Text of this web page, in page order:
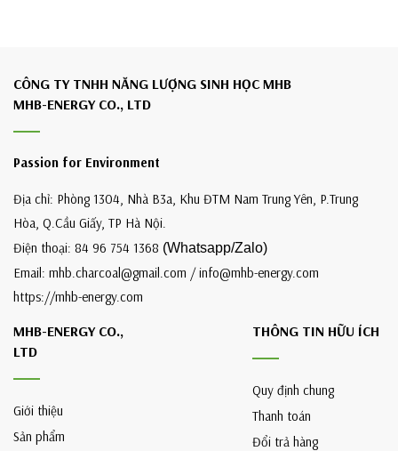
CÔNG TY TNHH NĂNG LƯỢNG SINH HỌC MHB
MHB-ENERGY CO., LTD
Passion for Environment
Địa chỉ: Phòng 1304, Nhà B3a, Khu ĐTM Nam Trung Yên, P.Trung
Hòa, Q.Cầu Giấy, TP Hà Nội.
Điện thoại: 84 96 754 1368 (Whatsapp/Zalo)
Email: mhb.charcoal@gmail.com / info@mhb-energy.com
https://mhb-energy.com
MHB-ENERGY CO.,
LTD
Giới thiệu
Sản phẩm
THÔNG TIN HỮU ÍCH
Quy định chung
Thanh toán
Đổi trả hàng